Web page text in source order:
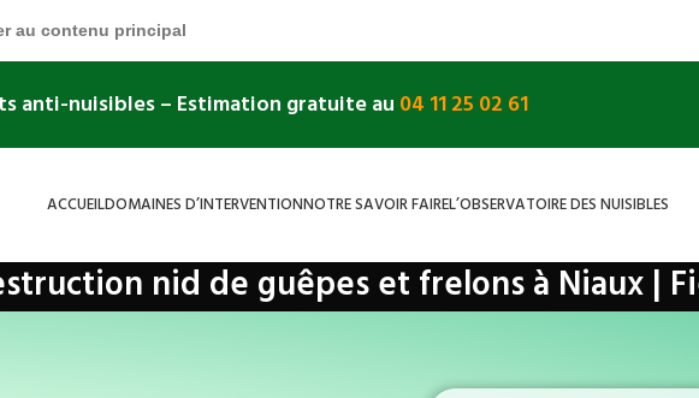
au contenu principal
anti-nuisibles– Estimation gratuite au 04 11 25 02 61
ACCUEILDOMAINES D’INTERVENTIONNOTRE SAVOIR FAIREL’OBSERVATOIRE DES NUISIBLES
nid de guêpes et frelons à Niaux |